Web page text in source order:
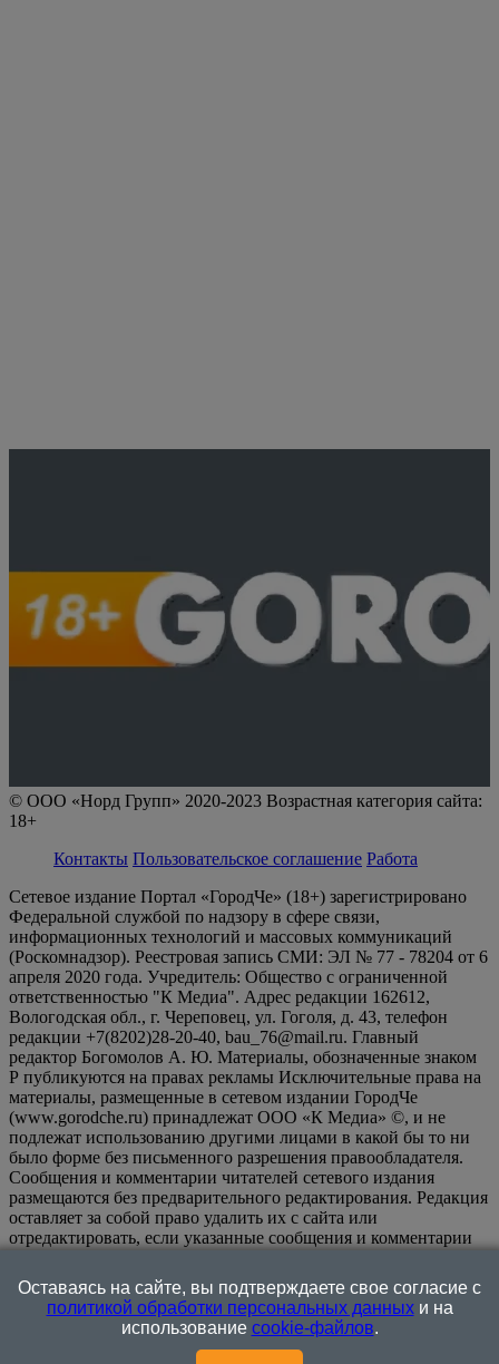
© ООО «Норд Групп» 2020-2023 Возрастная категория сайта:
18+
Контакты Пользовательское соглашение Работа
Сетевое издание Портал «ГородЧе» (18+) зарегистрировано
Федеральной службой по надзору в сфере связи,
информационных технологий и массовых коммуникаций
(Роскомнадзор). Реестровая запись СМИ: ЭЛ № 77 - 78204 от 6
апреля 2020 года. Учредитель: Общество с ограниченной
ответственностью "К Медиа". Адрес редакции 162612,
Вологодская обл., г. Череповец, ул. Гоголя, д. 43, телефон
редакции +7(8202)28-20-40, bau_76@mail.ru. Главный
редактор Богомолов А. Ю. Материалы, обозначенные знаком
Р публикуются на правах рекламы Исключительные права на
материалы, размещенные в сетевом издании ГородЧе
(www.gorodche.ru) принадлежат ООО «К Медиа» ©, и не
подлежат использованию другими лицами в какой бы то ни
было форме без письменного разрешения правообладателя.
Сообщения и комментарии читателей сетевого издания
размещаются без предварительного редактирования. Редакция
оставляет за собой право удалить их с сайта или
отредактировать, если указанные сообщения и комментарии
или нарушением иных требований закона.
информационном ресурсе применяются рекомендательные
технологии (информационные технологии предоставления
информации на основе сбора, систематизации и анализа
сведений, относящихся к предпочтениям пользователей сети
Оставаясь на сайте, вы подтверждаете свое согласие с
политикой обработки персональных данныхи на
использование cookie-файлов.